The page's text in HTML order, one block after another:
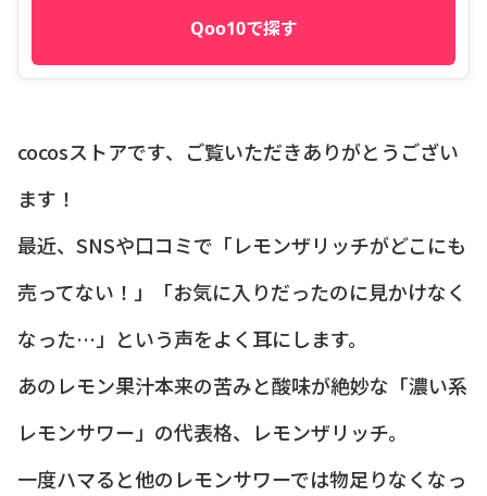
Qoo10で探す
cocosストアです、ご覧いただきありがとうござい
ます！
最近、SNSや口コミで「レモンザリッチがどこにも
売ってない！」「お気に入りだったのに見かけなく
なった…」という声をよく耳にします。
あのレモン果汁本来の苦みと酸味が絶妙な「濃い系
レモンサワー」の代表格、レモンザリッチ。
一度ハマると他のレモンサワーでは物足りなくなっ